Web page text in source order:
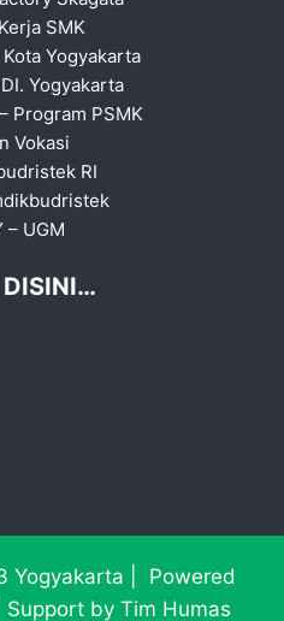
SMK
Yogyakarta
Yogyakarta
– Program PSMK
Vokasi
RI
– UGM
Yogyakarta | Powered
by Tim Humas